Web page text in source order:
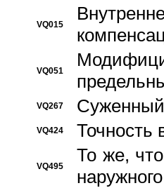
VQ015
VQ051
VQ267
VQ424
VQ495
То же,